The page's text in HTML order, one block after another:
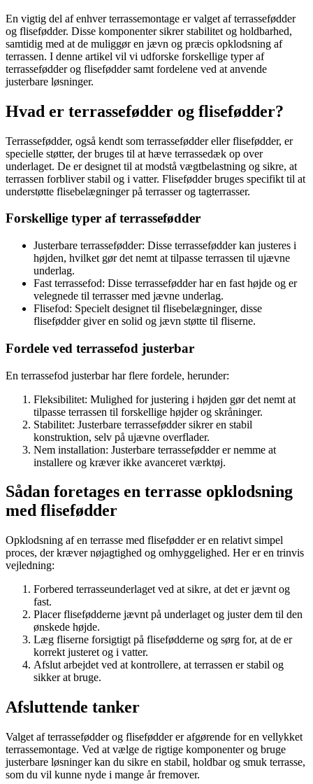
En vigtig del af enhver terrassemontage er valget af terrassefødder
og flisefødder. Disse komponenter sikrer stabilitet og holdbarhed,
samtidig med at de muliggør en jævn og præcis opklodsning af
terrassen. I denne artikel vil vi udforske forskellige typer af
terrassefødder og flisefødder samt fordelene ved at anvende
justerbare løsninger.
Hvad er terrassefødder og flisefødder?
Terrassefødder, også kendt som terrassefødder eller flisefødder, er
specielle støtter, der bruges til at hæve terrassedæk op over
underlaget. De er designet til at modstå vægtbelastning og sikre, at
terrassen forbliver stabil og i vatter. Flisefødder bruges specifikt til at
understøtte flisebelægninger på terrasser og tagterrasser.
Forskellige typer af terrassefødder
Justerbare terrassefødder: Disse terrassefødder kan justeres i
højden, hvilket gør det nemt at tilpasse terrassen til ujævne
underlag.
Fast terrassefod: Disse terrassefødder har en fast højde og er
velegnede til terrasser med jævne underlag.
Flisefod: Specielt designet til flisebelægninger, disse
flisefødder giver en solid og jævn støtte til fliserne.
Fordele ved terrassefod justerbar
En terrassefod justerbar har flere fordele, herunder:
Fleksibilitet: Mulighed for justering i højden gør det nemt at
tilpasse terrassen til forskellige højder og skråninger.
Stabilitet: Justerbare terrassefødder sikrer en stabil
konstruktion, selv på ujævne overflader.
Nem installation: Justerbare terrassefødder er nemme at
installere og kræver ikke avanceret værktøj.
Sådan foretages en terrasse opklodsning
med flisefødder
Opklodsning af en terrasse med flisefødder er en relativt simpel
proces, der kræver nøjagtighed og omhyggelighed. Her er en trinvis
vejledning:
Forbered terrasseunderlaget ved at sikre, at det er jævnt og
fast.
Placer flisefødderne jævnt på underlaget og juster dem til den
ønskede højde.
Læg fliserne forsigtigt på flisefødderne og sørg for, at de er
korrekt justeret og i vatter.
Afslut arbejdet ved at kontrollere, at terrassen er stabil og
sikker at bruge.
Afsluttende tanker
Valget af terrassefødder og flisefødder er afgørende for en vellykket
terrassemontage. Ved at vælge de rigtige komponenter og bruge
justerbare løsninger kan du sikre en stabil, holdbar og smuk terrasse,
som du vil kunne nyde i mange år fremover.